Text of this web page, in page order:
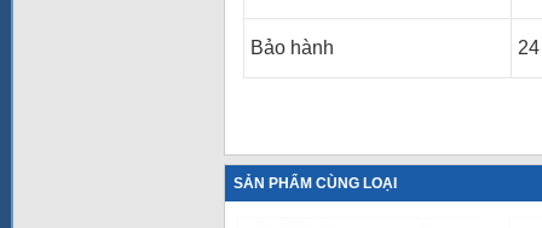
Bảo hành
SẢN PHẨM CÙNG LOẠI